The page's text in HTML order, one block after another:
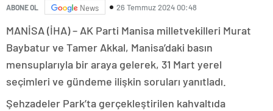
ABONE OL News 26 Temmuz 2024 00:48
MANİSA (İHA) – AK Parti Manisa milletvekilleri Murat
Baybatur ve Tamer Akkal, Manisa’daki basın
mensuplarıyla bir araya gelerek, 31 Mart yerel
seçimleri ve gündeme ilişkin soruları yanıtladı.
Şehzadeler Park’ta gerçekleştirilen kahvaltıda